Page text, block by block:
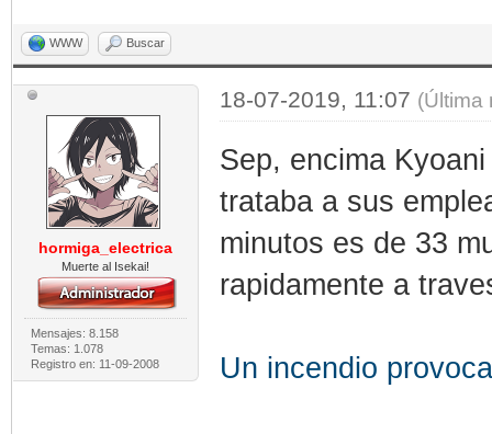
WWW Buscar
hormiga_electrica
Muerte al Isekai!
Mensajes: 8.158
Temas: 1.078
Registro en: 11-09-2008
18-07-2019, 11:07 (Última
Sep, encima
trataba a sus
minutos es de 33
rapidamente a
Un incendio